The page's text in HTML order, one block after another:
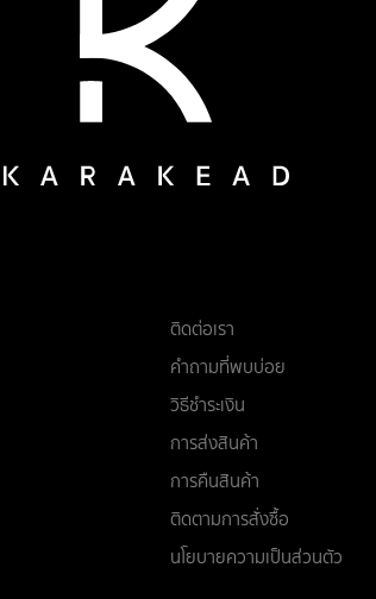
ติดต่อเรา
คำถามที่พบบ่อย
วิธีชำระเงิน
การส่งสินค้า
การคืนสินค้า
ติดตามการสั่งซื้อ
นโยบายความเป็นส่วนตัว